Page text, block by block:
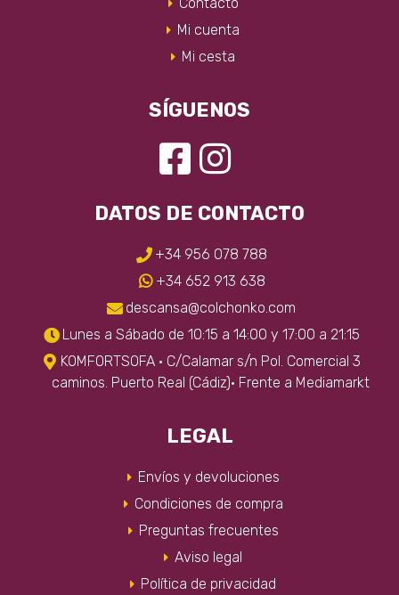
página
de
producto
Mi cuenta
Mi cesta
SÍGUENOS
DATOS DE CONTACTO
+34 956 078 788
+34 652 913 638
descansa@colchonko.com
Lunes a Sábado de 10:15 a 14:00 y 17:00 a 21:15
KOMFORTSOFA · C/Calamar s/n Pol. Comercial 3
caminos. Puerto Real (Cádiz)· Frente a Mediamarkt
LEGAL
Envíos y devoluciones
Condiciones de compra
Preguntas frecuentes
Aviso legal
Política de privacidad